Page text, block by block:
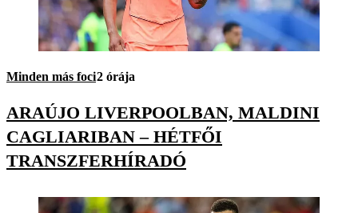
Minden más foci2 órája
ARAÚJO LIVERPOOLBAN, MALDINI
CAGLIARIBAN – HÉTFŐI
TRANSZFERHÍRADÓ